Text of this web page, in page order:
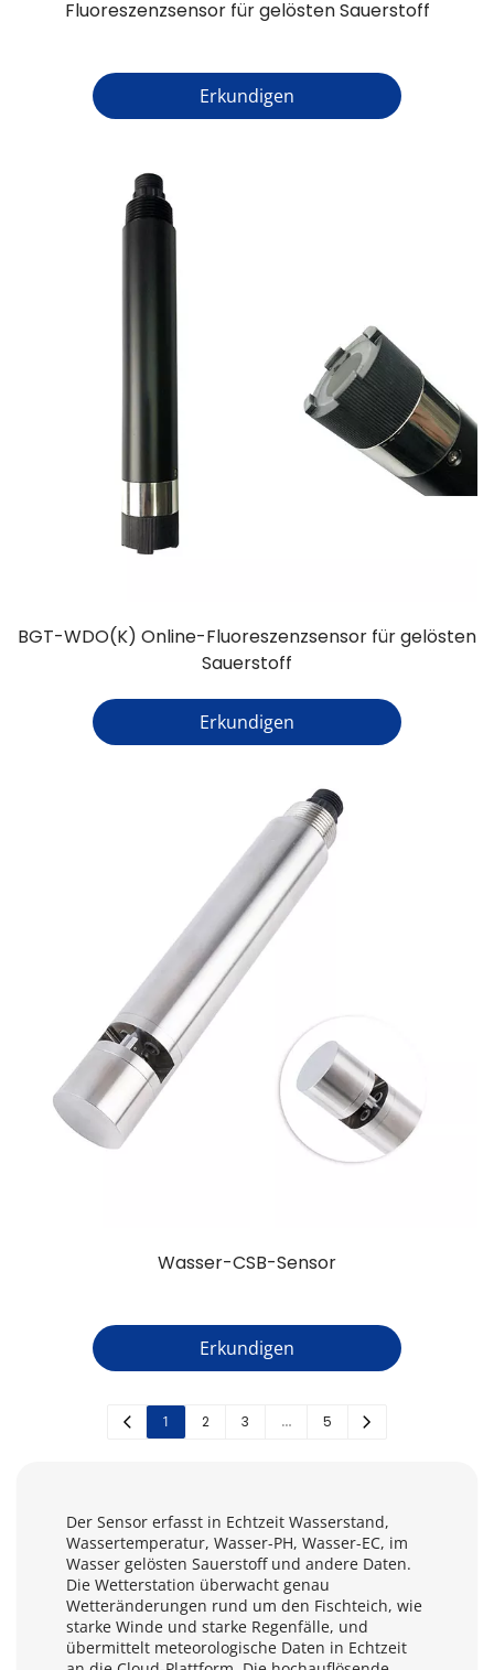
Fluoreszenzsensor für gelösten Sauerstoff
Erkundigen
BGT-WDO(K) Online-Fluoreszenzsensor für gelösten
Sauerstoff
Erkundigen
Wasser-CSB-Sensor
Erkundigen
1 2 3 … 5
Der Sensor erfasst in Echtzeit Wasserstand,
Wassertemperatur, Wasser-PH, Wasser-EC, im
Wasser gelösten Sauerstoff und andere Daten.
Die Wetterstation überwacht genau
Wetteränderungen rund um den Fischteich, wie
starke Winde und starke Regenfälle, und
übermittelt meteorologische Daten in Echtzeit